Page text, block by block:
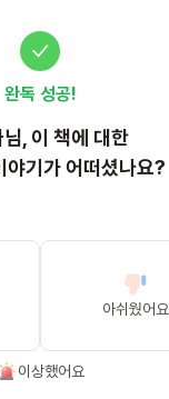
완독 성공!
님, 이 책에 대한
야기가 어떠셨나요?
아쉬웠어요
이상했어요